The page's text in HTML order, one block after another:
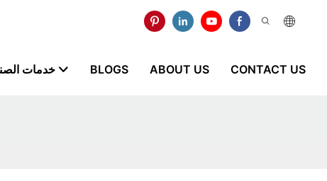
خدمات BLOGS ABOUT US CONTACT US